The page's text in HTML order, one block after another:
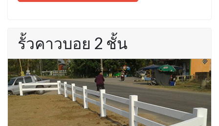
รั้วคาวบอย 2 ชั้น